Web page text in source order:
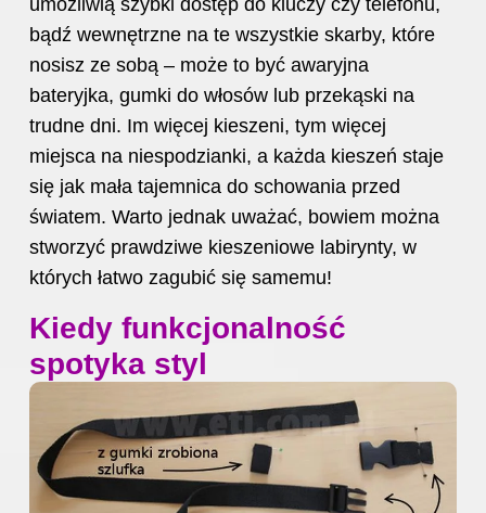
umożliwią szybki dostęp do kluczy czy telefonu,
bądź wewnętrzne na te wszystkie skarby, które
nosisz ze sobą – może to być awaryjna
bateryjka, gumki do włosów lub przekąski na
trudne dni. Im więcej kieszeni, tym więcej
miejsca na niespodzianki, a każda kieszeń staje
się jak mała tajemnica do schowania przed
światem. Warto jednak uważać, bowiem można
stworzyć prawdziwe kieszeniowe labirynty, w
których łatwo zagubić się samemu!
Kiedy funkcjonalność
spotyka styl